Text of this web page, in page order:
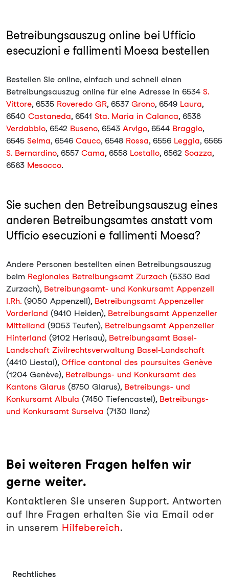
Betreibungsauszug online bei Ufficio
esecuzioni e fallimenti Moesa bestellen
Bestellen Sie online, einfach und schnell einen
Betreibungsauszug online für eine Adresse in 6534 S.
Vittore, 6535 Roveredo GR, 6537 Grono, 6549 Laura,
6540 Castaneda, 6541 Sta. Maria in Calanca, 6538
Verdabbio, 6542 Buseno, 6543 Arvigo, 6544 Braggio,
6545 Selma, 6546 Cauco, 6548 Rossa, 6556 Leggia, 6565
S. Bernardino, 6557 Cama, 6558 Lostallo, 6562 Soazza,
6563 Mesocco.
Sie suchen den Betreibungsauszug eines
anderen Betreibungsamtes anstatt vom
Ufficio esecuzioni e fallimenti Moesa?
Andere Personen bestellten einen Betreibungsauszug
beim Regionales Betreibungsamt Zurzach (5330 Bad
Zurzach), Betreibungsamt- und Konkursamt Appenzell
I.Rh. (9050 Appenzell), Betreibungsamt Appenzeller
Vorderland (9410 Heiden), Betreibungsamt Appenzeller
Mittelland (9053 Teufen), Betreibungsamt Appenzeller
Hinterland (9102 Herisau), Betreibungsamt Basel-
Landschaft Zivilrechtsverwaltung Basel-Landschaft
(4410 Liestal), Office cantonal des poursuites Genève
(1204 Genève), Betreibungs- und Konkursamt des
Kantons Glarus (8750 Glarus), Betreibungs- und
Konkursamt Albula (7450 Tiefencastel), Betreibungs-
und Konkursamt Surselva (7130 Ilanz)
Bei weiteren Fragen helfen wir
gerne weiter.
Kontaktieren Sie unseren Support. Antworten
auf Ihre Fragen erhalten Sie via Email oder
in unserem Hilfebereich.
Rechtliches